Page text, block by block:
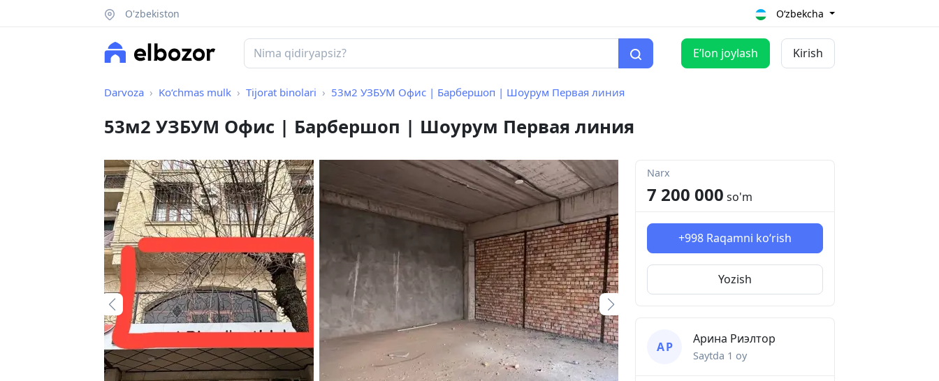
O'zbekiston O‘zbekcha
Eʼlon joylash Kirish
Darvoza Ko‘chmas mulk Tijorat binolari 53м2 УЗБУМ Офис | Барбершоп | Шоурум Первая линия
53м2 УЗБУМ Офис | Барбершоп | Шоурум Первая линия
Narx
7 200 000 so'm
+998 Raqamni ko‘rish
Yozish
А Р
Арина Риэлтор
Saytda 1 oy